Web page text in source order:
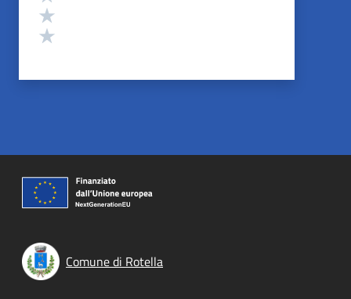
Comune di Rotella